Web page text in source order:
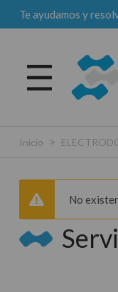
Te ayudamos y
Inicio >
No